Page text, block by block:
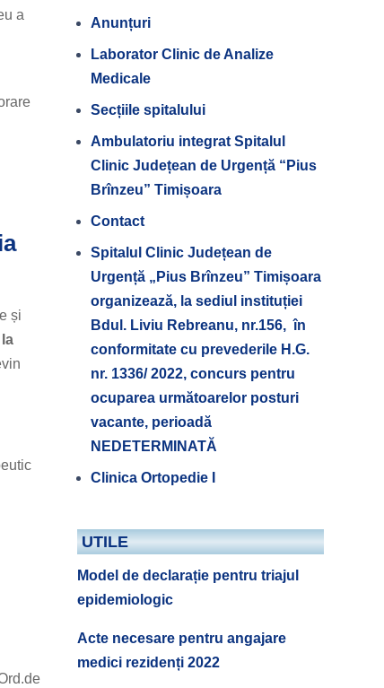
a
și
Anunțuri
Laborator Clinic de Analize
Medicale
Secțiile spitalului
Ambulatoriu integrat Spitalul
Clinic Județean de Urgență “Pius
Brînzeu” Timișoara
Contact
Spitalul Clinic Județean de
Urgență „Pius Brînzeu” Timișoara
organizează, la sediul instituției
Bdul. Liviu Rebreanu, nr.156, în
conformitate cu prevederile H.G.
nr. 1336/ 2022, concurs pentru
ocuparea următoarelor posturi
vacante, perioadă
NEDETERMINATĂ
Clinica Ortopedie I
UTILE
Model de declarație pentru triajul
epidemiologic
Acte necesare pentru angajare
medici rezidenți 2022